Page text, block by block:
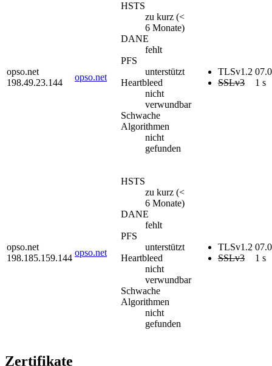
opso.net
198.49.23.144
opso.net
HSTS
zu kurz (<
6 Monate)
DANE
fehlt
PFS
unterstützt
Heartbleed
nicht
verwundbar
Schwache
Algorithmen
nicht
gefunden
TLSv1.2
SSLv3
1 s
opso.net
198.185.159.144
opso.net
HSTS
zu kurz (<
6 Monate)
DANE
fehlt
PFS
unterstützt
Heartbleed
nicht
verwundbar
Schwache
Algorithmen
nicht
gefunden
TLSv1.2
SSLv3
1 s
Zertifikate